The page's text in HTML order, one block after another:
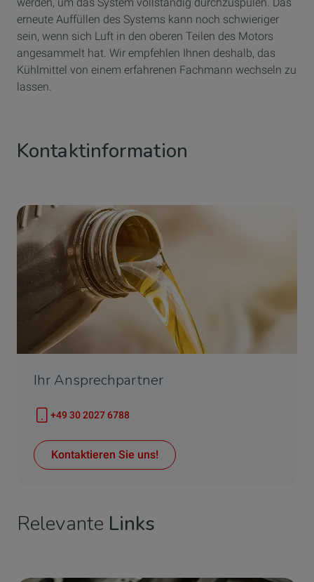
werden, um das System vollständig durchzuspülen. Das
erneute Auffüllen des Systems kann noch schwieriger
sein, wenn sich Luft in den oberen Teilen des Motors
angesammelt hat. Wir empfehlen Ihnen deshalb, das
Kühlmittel von einem erfahrenen Fachmann wechseln zu
lassen.
Kontaktinformation
Ihr Ansprechpartner
+49 30 2027 6788
Kontaktieren Sie uns!
Relevante Links